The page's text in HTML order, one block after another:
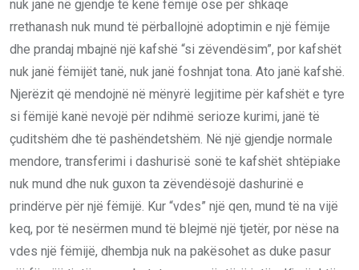
nuk janë në gjendje të kenë fëmijë ose për shkaqe
rrethanash nuk mund të përballojnë adoptimin e një fëmije
dhe prandaj mbajnë një kafshë “si zëvendësim”, por kafshët
nuk janë fëmijët tanë, nuk janë foshnjat tona. Ato janë kafshë.
Njerëzit që mendojnë në mënyrë legjitime për kafshët e tyre
si fëmijë kanë nevojë për ndihmë serioze kurimi, janë të
çuditshëm dhe të pashëndetshëm. Në një gjendje normale
mendore, transferimi i dashurisë sonë te kafshët shtëpiake
nuk mund dhe nuk guxon ta zëvendësojë dashurinë e
prindërve për një fëmijë. Kur “vdes” një qen, mund të na vijë
keq, por të nesërmen mund të blejmë një tjetër, por nëse na
vdes një fëmijë, dhembja nuk na pakësohet as duke pasur